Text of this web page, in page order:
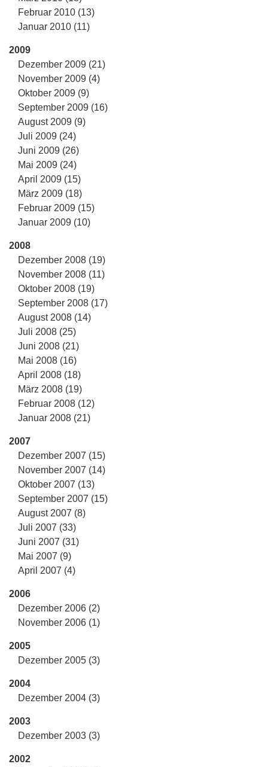
Februar 2010 (13)
Januar 2010 (11)
2009
Dezember 2009 (21)
November 2009 (4)
Oktober 2009 (9)
September 2009 (16)
August 2009 (9)
Juli 2009 (24)
Juni 2009 (26)
Mai 2009 (24)
April 2009 (15)
März 2009 (18)
Februar 2009 (15)
Januar 2009 (10)
2008
Dezember 2008 (19)
November 2008 (11)
Oktober 2008 (19)
September 2008 (17)
August 2008 (14)
Juli 2008 (25)
Juni 2008 (21)
Mai 2008 (16)
April 2008 (18)
März 2008 (19)
Februar 2008 (12)
Januar 2008 (21)
2007
Dezember 2007 (15)
November 2007 (14)
Oktober 2007 (13)
September 2007 (15)
August 2007 (8)
Juli 2007 (33)
Juni 2007 (31)
Mai 2007 (9)
April 2007 (4)
2006
Dezember 2006 (2)
November 2006 (1)
2005
Dezember 2005 (3)
2004
Dezember 2004 (3)
2003
Dezember 2003 (3)
2002